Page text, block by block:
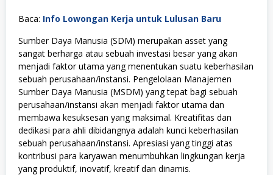
Baca: Info Lowongan Kerja untuk Lulusan Baru
Sumber Daya Manusia (SDM) merupakan asset yang
sangat berharga atau sebuah investasi besar yang akan
menjadi faktor utama yang menentukan suatu keberhasilan
sebuah perusahaan/instansi. Pengelolaan Manajemen
Sumber Daya Manusia (MSDM) yang tepat bagi sebuah
perusahaan/instansi akan menjadi faktor utama dan
membawa kesuksesan yang maksimal. Kreatifitas dan
dedikasi para ahli dibidangnya adalah kunci keberhasilan
sebuah perusahaan/instansi. Apresiasi yang tinggi atas
kontribusi para karyawan menumbuhkan lingkungan kerja
yang produktif, inovatif, kreatif dan dinamis.